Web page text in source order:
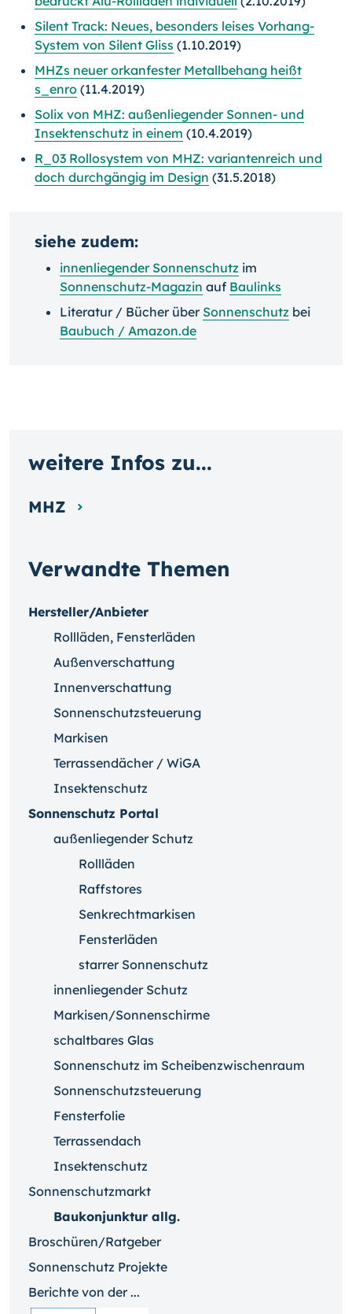
Silent Track: Neues, besonders leises Vorhang-
System von Silent Gliss (1.10.2019)
MHZs neuer orkanfester Metallbehang heißt
s_enro (11.4.2019)
Solix von MHZ: außenliegender Sonnen- und
Insektenschutz in einem (10.4.2019)
R_03 Rollosystem von MHZ: variantenreich und
doch durchgängig im Design (31.5.2018)
siehe zudem:
innenliegender Sonnenschutz im
Sonnenschutz-Magazin auf Baulinks
Literatur / Bücher über Sonnenschutz bei
Baubuch / Amazon.de
Verwandte Themen
Hersteller/Anbieter
Rollläden, Fensterläden
Außenverschattung
Innenverschattung
Sonnenschutzsteuerung
Markisen
Terrassendächer / WiGA
Insektenschutz
Sonnenschutz Portal
außenliegender Schutz
Rollläden
Raffstores
Senkrechtmarkisen
Fensterläden
starrer Sonnenschutz
innenliegender Schutz
Markisen/Sonnenschirme
schaltbares Glas
Sonnenschutz im Scheibenzwischenraum
Sonnenschutzsteuerung
Fensterfolie
Terrassendach
Insektenschutz
Sonnenschutzmarkt
Baukonjunktur allg.
Broschüren/Ratgeber
Sonnenschutz Projekte
Berichte von der ...
weitere Infos zu...
MHZ